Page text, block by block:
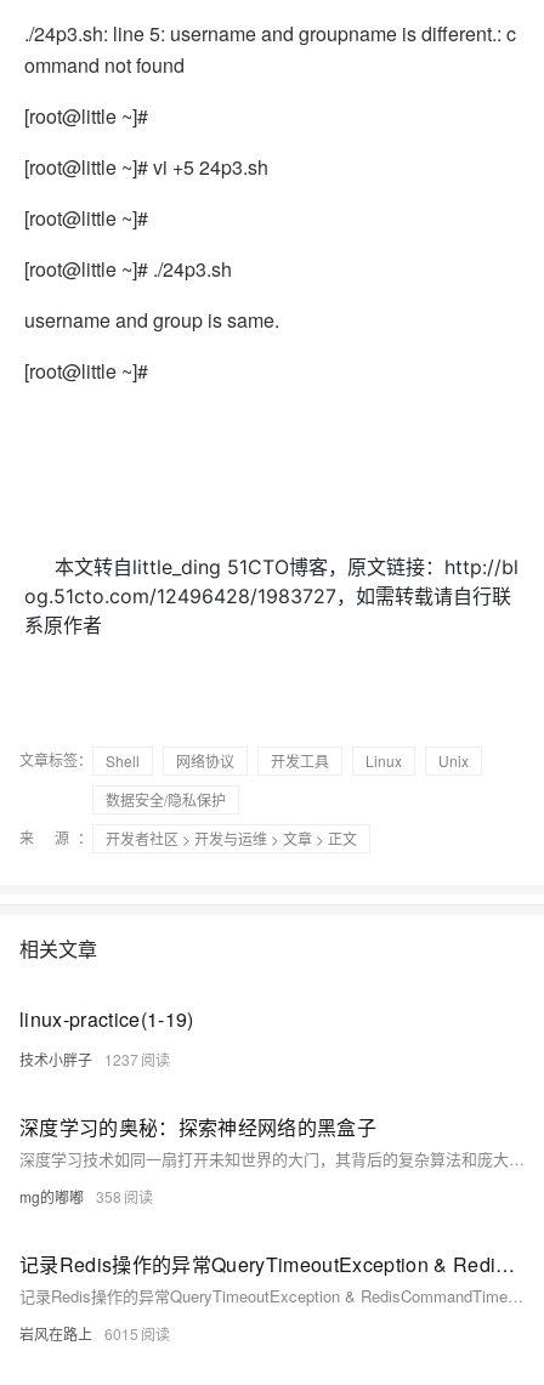
./24p3.sh: line 5: username and groupname is different.: c
ommand not found
[root@little ~]#
[root@little ~]# vi +5 24p3.sh
[root@little ~]#
[root@little ~]# ./24p3.sh
username and group is same.
[root@little ~]#
本文转自little_ding 51CTO博客，原文链接：http://bl
og.51cto.com/12496428/1983727，如需转载请自行联
系原作者
文章标签： Shell 网络协议 开发工具 Linux
Unix
数据安全/隐私保护
来 源：
开发者社区 > 开发与运维 > 文章 > 正文
相关文章
linux-practice(1-19)
技术小胖子 1237
深度学习的奥秘：探索神经网络的黑盒子
深度学习技术如同一扇打开未知世界的大门，其背后的复杂算法和庞大数据让许多人感到好奇又困惑。本文以通俗易懂的语言，逐步揭开深度学习的神秘面纱，从基础概念到实际应用，引导读者理解并欣赏这一技术的奇妙之处。
mg的嘟嘟 358
记录Redis操作的异常QueryTimeoutException & RedisCommandTimeoutException: Command timed out after 1 min
记录Redis操作的异常QueryTimeoutException & RedisCommandTimeoutException: Command timed out after 1 min
岩风在路上 6015